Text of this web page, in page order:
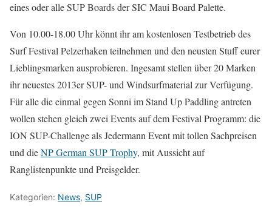
eines oder alle SUP Boards der SIC Maui Board Palette.
Von 10.00-18.00 Uhr könnt ihr am kostenlosen Testbetrieb des
Surf Festival Pelzerhaken teilnehmen und den neusten Stuff eurer
Lieblingsmarken ausprobieren. Ingesamt stellen über 20 Marken
ihr neuestes 2013er SUP- und Windsurfmaterial zur Verfügung.
Für alle die einmal gegen Sonni im Stand Up Paddling antreten
wollen stehen gleich zwei Events auf dem Festival Programm: die
ION SUP-Challenge als Jedermann Event mit tollen Sachpreisen
und dieNP German SUP Trophy, mit Aussicht auf
Ranglistenpunkte und Preisgelder.
Kategorien: News, SUP